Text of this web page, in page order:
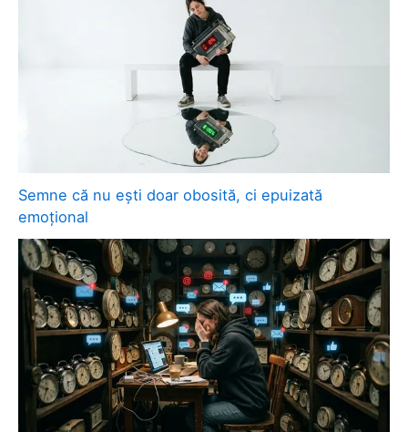
Semne că nu ești doar obosită, ci epuizată
emoțional